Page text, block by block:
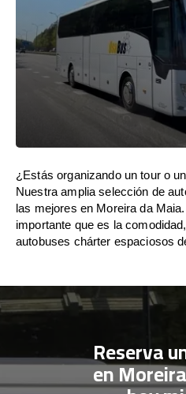
¿Estás organizando un tour o
Nuestra amplia selección de
las mejores en Moreira da
importante que es la
autobuses chárter espaciosos
Reserva
en